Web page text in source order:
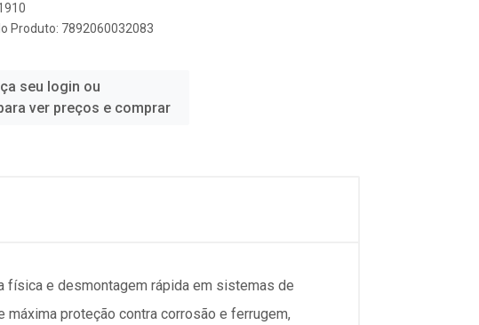
Produto: 7892060032083
seu login ou
ver preços e comprar
física e desmontagem rápida em sistemas de
proteção contra corrosão e ferrugem,